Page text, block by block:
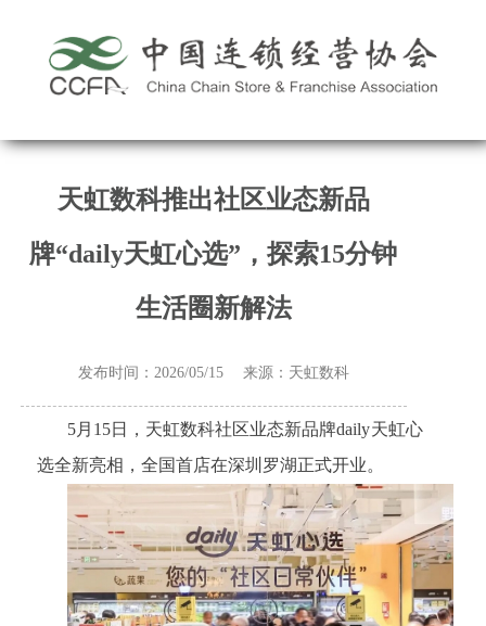
天虹数科推出社区业态新品
牌“daily天虹心选”，探索15分钟
生活圈新解法
发布时间：2026/05/15 来源：天虹数科
5月15日，天虹数科社区业态新品牌daily天虹心
选全新亮相，全国首店在深圳罗湖正式开业。